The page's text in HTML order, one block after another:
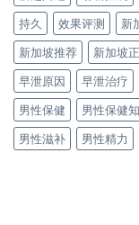
持久
效果评测 新
新加坡推荐
新加坡
早泄原因
早泄治疗
男性保健
男性保健
男性滋补
男性精力